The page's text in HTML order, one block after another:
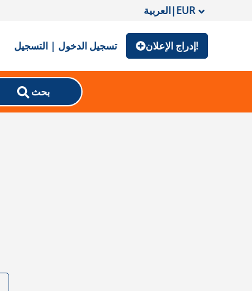
العربية|EUR
تسجيل الدخول | التسجيل إدراج الإعلان!
بحث